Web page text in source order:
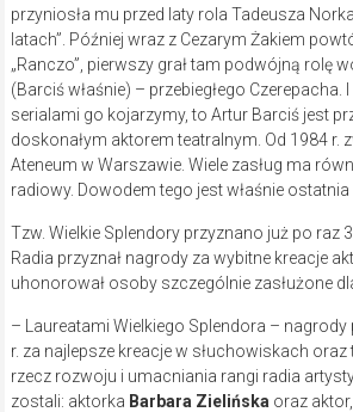
przyniosła mu przed laty rola Tadeusza
latach”. Później wraz z Cezarym Żakiem
„Ranczo”, pierwszy grał tam podwójną rolę
(Barciś właśnie) – przebiegłego Czerepacha.
serialami go kojarzymy, to Artur Barciś jest
doskonałym aktorem teatralnym. Od 1984 r.
Ateneum w Warszawie. Wiele zasług ma
radiowy. Dowodem tego jest właśnie ostatnia
Tzw. Wielkie Splendory przyznano już po raz
Radia przyznał nagrody za wybitne kreacje
uhonorował osoby szczególnie zasłużone
– Laureatami Wielkiego Splendora – nagrody
r. za najlepsze kreacje w słuchowiskach oraz
rzecz rozwoju i umacniania rangi radia
zostali: aktorka Barbara Zielińska oraz